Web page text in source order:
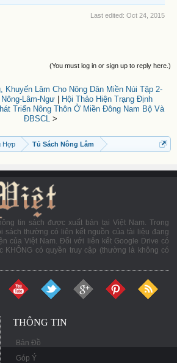
Last edited: Oct 24, 2015
(You must log in or sign up to reply here.)
Khuyến Lâm Cho Nông Dân Miền Núi Tập 2-
Lâm-Ngư|
Hội Thảo Hiện Trạng Định
Triển Nông Thôn Ở Miền Đông Nam Bộ Và
ĐBSCL>
Hợp Tủ Sách Nông Lâm
tin sách được xuất bản tại Việt Nam. Trong
sách thường có liên kết nguồn của tài liệu đang
của Việt Nam. Đối với liên kết Google Drive có
KHÔNG có quyền truy cập (thường là không có
THÔNG TIN
Bản Đồ
Góp Ý